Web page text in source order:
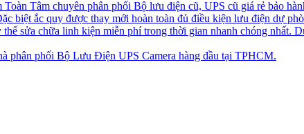
Toàn Tâm chuyên phân phối Bộ lưu điện cũ, UPS cũ giá rẻ bảo
biệt ắc quy được thay mới hoàn toàn đủ điều kiện lưu điện dự
thế sửa chữa linh kiện miễn phí trong thời gian nhanh chóng
phân phối Bộ Lưu Điện UPS Camera hàng đầu tại TPHCM.